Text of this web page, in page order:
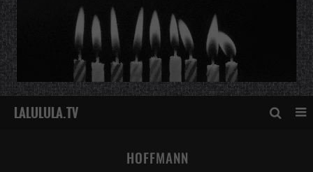
¿QUÉ ES ESTO?
HOFFMANN